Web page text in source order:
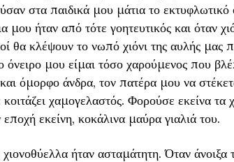
στα παιδικά μου μάτια το
μου ήταν από τότε γοητευτικός και όταν
θα κλέψουν το νωπό χιόνι της αυλής μας
όνειρο μου είμαι τόσο χαρούμενος που
όμορφο άνδρα, τον πατέρα μου να
χαμογελαστός. Φορούσε εκείνα τα
εποχή εκείνη, κοκάλινα μαύρα γιαλιά του.
ήταν ασταμάτητη. Όταν άνοιξα